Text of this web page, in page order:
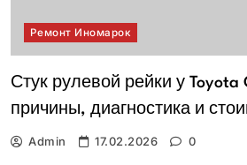
Ремонт Иномарок
Стук рулевой рейки у Toyota
причины, диагностика и
Admin 17.02.2026 0